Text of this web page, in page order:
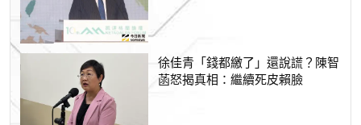
徐佳青「錢都繳了」還說謊？陳智
菡怒揭真相：繼續死皮賴臉